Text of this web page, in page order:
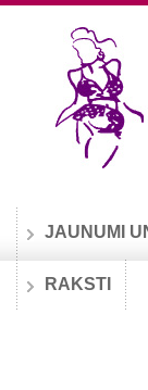
JAUNUMI
RAKSTI